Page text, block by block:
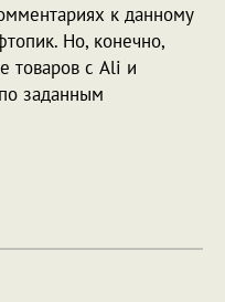
к данному
Но, конечно,
товаров с Ali и
заданным